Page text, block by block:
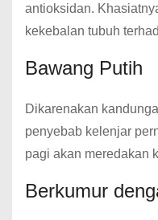
antioksidan.
kekebalan tubuh
Bawang Putih
Dikarenakan
penyebab kelenjar
pagi akan meredakan
Berkumur